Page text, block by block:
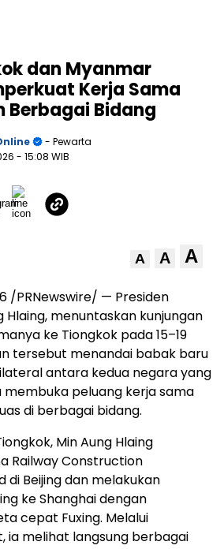
dan Myanmar
Kerja Sama
Berbagai Bidang
- Pewarta
- 15:08 WIB
A A A
/PRNewswire/ — Presiden
Hlaing, menuntaskan kunjungan
ke Tiongkok pada 15–19
tersebut menandai babak baru
antara kedua negara yang
peluang kerja sama
di berbagai bidang.
Min Aung Hlaing
Railway Construction
di Beijing dan melakukan
ke Shanghai dengan
cepat Fuxing. Melalui
ia melihat langsung berbagai